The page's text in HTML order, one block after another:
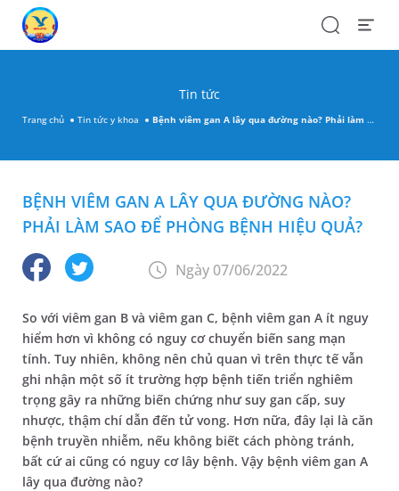
SearchOpen
Tin tức
Trang chủ Tin tức y khoa Bệnh viêm gan A lây qua đường nào? Phải làm sao để phòng bệnh hiệu quả?
BỆNH VIÊM GAN A LÂY QUA ĐƯỜNG NÀO?
PHẢI LÀM SAO ĐỂ PHÒNG BỆNH HIỆU QUẢ?
Ngày 07/06/2022
So với viêm gan B và viêm gan C, bệnh viêm gan A ít nguy
hiểm hơn vì không có nguy cơ chuyển biến sang mạn
tính. Tuy nhiên, không nên chủ quan vì trên thực tế vẫn
ghi nhận một số ít trường hợp bệnh tiến triển nghiêm
trọng gây ra những biến chứng như suy gan cấp, suy
nhược, thậm chí dẫn đến tử vong. Hơn nữa, đây lại là căn
bệnh truyền nhiễm, nếu không biết cách phòng tránh,
bất cứ ai cũng có nguy cơ lây bệnh. Vậy bệnh viêm gan A
lây qua đường nào?